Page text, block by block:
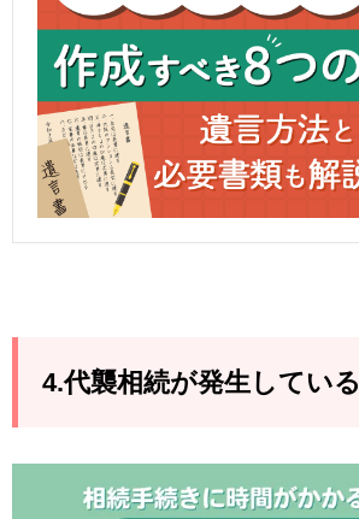
4.代襲相続が発生している